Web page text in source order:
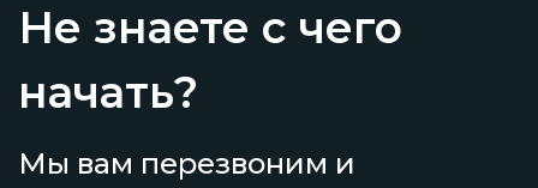
Не знаете с чего
начать?
Мы вам перезвоним и